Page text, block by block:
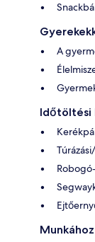
A
Időtöltési
Munkához